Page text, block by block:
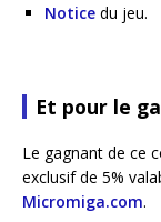
Notice du jeu.
Et pour le
Le gagnant de ce
exclusif de 5%
Micromiga.com.